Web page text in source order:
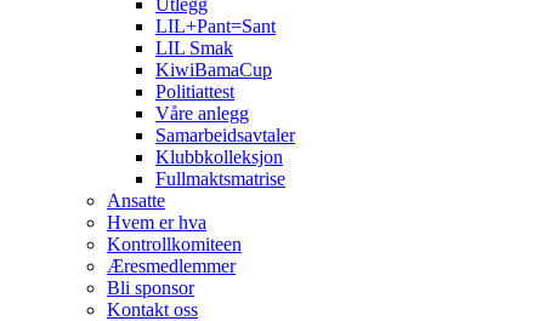
Utlegg
LIL+Pant=Sant
LIL Smak
KiwiBamaCup
Politiattest
Våre anlegg
Samarbeidsavtaler
Klubbkolleksjon
Fullmaktsmatrise
Ansatte
Hvem er hva
Kontrollkomiteen
Æresmedlemmer
Bli sponsor
Kontakt oss